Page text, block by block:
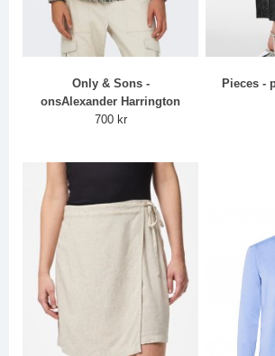
Only & Sons -
onsAlexander Harrington
700 kr
Pieces -